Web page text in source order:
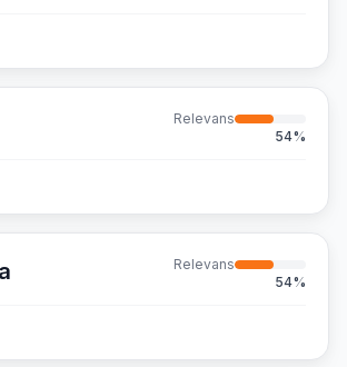
Relevans
54%
Relevans
54%